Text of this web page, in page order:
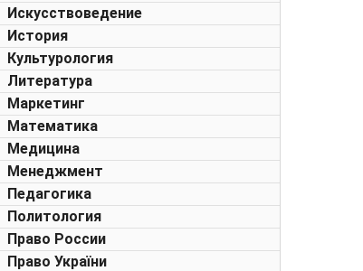
Искусствоведение
История
Культурология
Литература
Маркетинг
Математика
Медицина
Менеджмент
Педагогика
Политология
Право России
Право України